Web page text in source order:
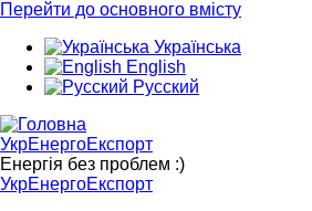
Перейти до основного вмісту
Українська
English
Русский
УкрЕнергоЕкспорт
Енергія без проблем :)
УкрЕнергоЕкспорт